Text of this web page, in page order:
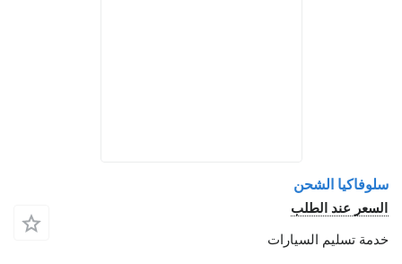
سلوفاكيا الشحن
السعر عند الطلب
خدمة تسليم السيارات